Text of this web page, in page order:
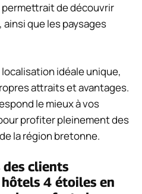
permettrait de découvrir
que les paysages
localisation idéale unique,
attraits et avantages.
le mieux à vos
profiter pleinement des
la région bretonne.
des clients
4 étoiles en